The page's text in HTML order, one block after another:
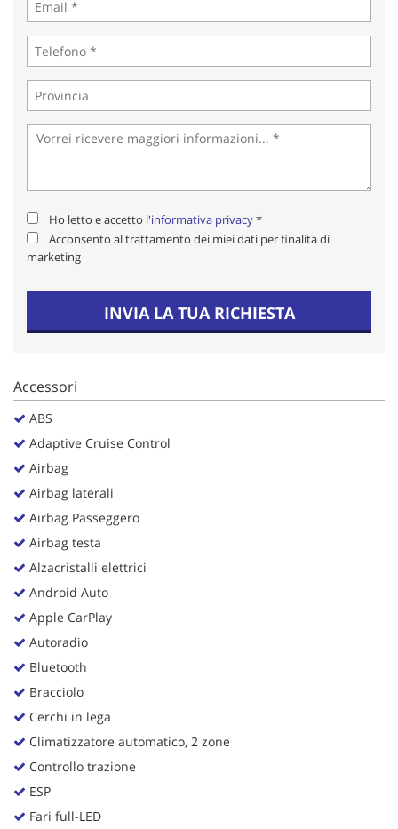
Ho letto e accetto l'informativa privacy*
Acconsento al trattamento dei miei dati per finalità di
marketing
INVIA LA TUA RICHIESTA
Accessori
ABS
Adaptive Cruise Control
Airbag
Airbag laterali
Airbag Passeggero
Airbag testa
Alzacristalli elettrici
Android Auto
Apple CarPlay
Autoradio
Bluetooth
Bracciolo
Cerchi in lega
Climatizzatore automatico, 2 zone
Controllo trazione
ESP
Fari full-LED
Leggi
la
cookie
policy
Salva